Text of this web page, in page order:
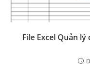
File Excel Quản